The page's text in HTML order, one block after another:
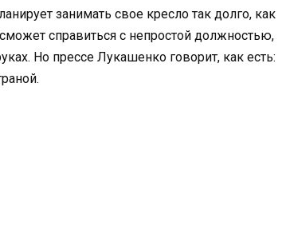
занимать свое кресло так долго, как
справиться с непростой должностью,
Но прессе Лукашенко говорит, как есть: